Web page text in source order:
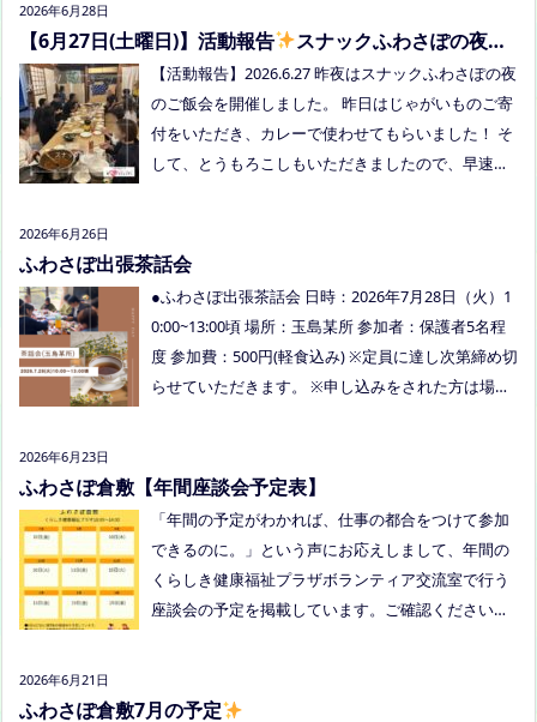
ご予約してくださいね。
2026年6月28日
【6月27日(土曜日)】活動報告
スナックふわさぽの夜の
ご飯会を開催しました【活動報告】2026.6.27 昨夜はスナックふわさぽの夜
のご飯会を開催しました。 昨日はじゃがいものご寄
付をいただき、カレーで使わせてもらいました！ そ
して、とうもろこしもいただきましたので、早速茹
多く、お母さまの困ってる、だけではなく、ご家族
今回、ご参加できなかった方も、フリースクールっ
2026年6月26日
ふわさぽ出張茶話会
●ふわさぽ出張茶話会 日時：2026年7月28日（火）1
0:00~13:00頃 場所：玉島某所 参加者：保護者5名程
度 参加費：500円(軽食込み) ※定員に達し次第締め切
らせていただきます。 ※申し込みをされた方は場所
軽食を食べます。 締め切り：2026年7月24日（金）1
込みください。または、公式LINE、Instagramにメ
ッセージを送ってください。
2026年6月23日
ふわさぽ倉敷【年間座談会予定表】
「年間の予定がわかれば、仕事の都合をつけて参加
できるのに。」という声にお応えしまして、年間の
くらしき健康福祉プラザボランティア交流室で行う
座談会の予定を掲載しています。ご確認ください！
ームページなどでお伝えします。
2026年6月21日
ふわさぽ倉敷7月の予定